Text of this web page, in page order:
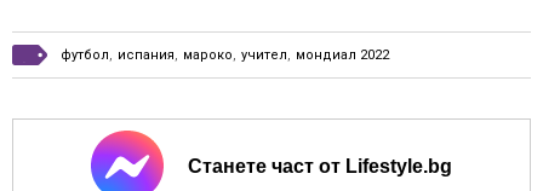
футбол, испания, мароко, учител, мондиал 2022
Станете част от Lifestyle.bg